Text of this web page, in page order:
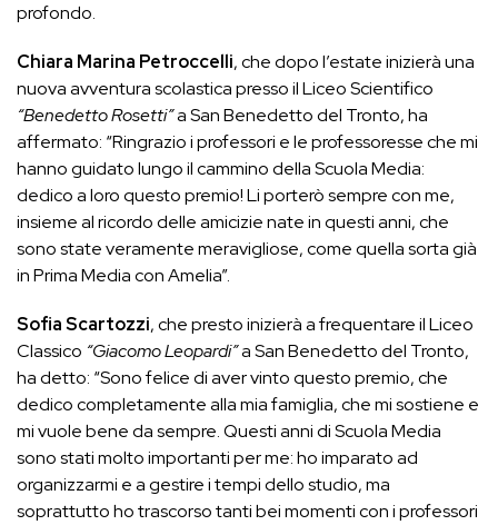
profondo.
Chiara Marina Petroccelli, che dopo l’estate inizierà una
nuova avventura scolastica presso il Liceo Scientifico
“Benedetto Rosetti”a San Benedetto del Tronto, ha
affermato: “Ringrazio i professori e le professoresse che mi
hanno guidato lungo il cammino della Scuola Media:
dedico a loro questo premio! Li porterò sempre con me,
insieme al ricordo delle amicizie nate in questi anni, che
sono state veramente meravigliose, come quella sorta già
in Prima Media con Amelia”.
Sofia Scartozzi, che presto inizierà a frequentare il Liceo
Classico “Giacomo Leopardi”a San Benedetto del Tronto,
ha detto: “Sono felice di aver vinto questo premio, che
dedico completamente alla mia famiglia, che mi sostiene e
mi vuole bene da sempre. Questi anni di Scuola Media
sono stati molto importanti per me: ho imparato ad
organizzarmi e a gestire i tempi dello studio, ma
soprattutto ho trascorso tanti bei momenti con i professori